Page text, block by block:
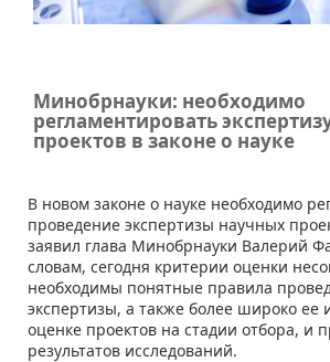
Минобрнауки: необходимо
регламентировать
проектов в законе о науке
В новом законе о науке необходимо
проведение экспертизы научных
заявил глава Минобрнауки Валерий
словам, сегодня критерии оценки
необходимы понятные правила
экспертизы, а также более широко ее
оценке проектов на стадии отбора, и
результатов исследований.